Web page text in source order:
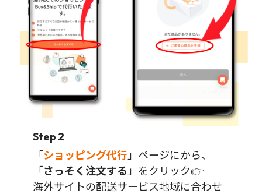
Step 2
「ショッピング代行」ページにから、
「さっそく注文する」をクリック👉
海外サイトの配送サービス地域に合わせ